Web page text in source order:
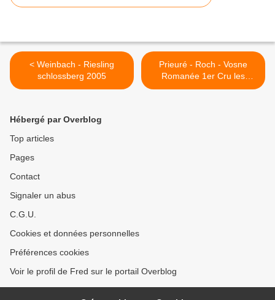
< Weinbach - Riesling
schlossberg 2005
Prieuré - Roch - Vosne
Romanée 1er Cru les
suchots >
Hébergé par Overblog
Top articles
Pages
Contact
Signaler un abus
C.G.U.
Cookies et données personnelles
Préférences cookies
Voir le profil de Fred sur le portail Overblog